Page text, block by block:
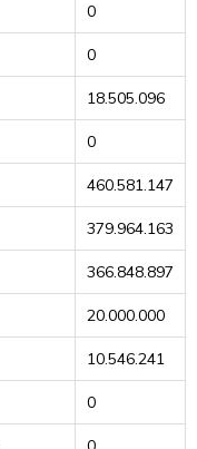
0
0
18.505.096
0
460.581.147
379.964.163
366.848.897
20.000.000
10.546.241
0